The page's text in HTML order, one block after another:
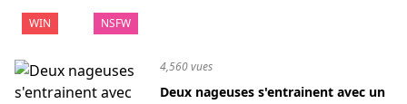
WIN NSFW
4,560 vues
Deux nageuses s'entrainent avec un